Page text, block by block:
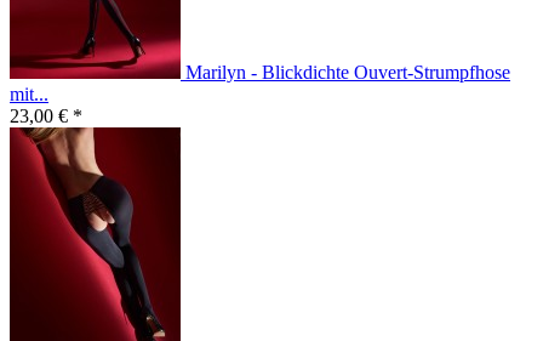
Marilyn - Blickdichte Ouvert-Strumpfhose
mit...
23,00 € *